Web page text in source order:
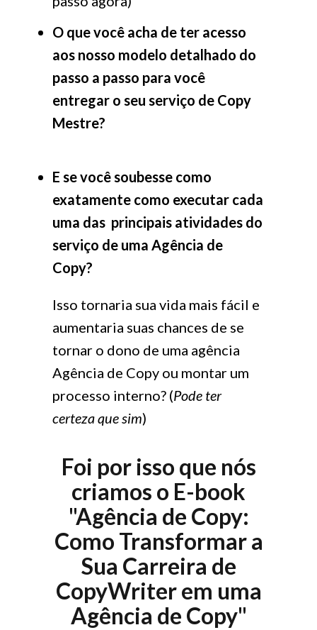
O que você acha de ter acesso
aos nosso modelo detalhado do
passo a passo para você
entregar o seu serviço de Copy
Mestre?
E se você soubesse como
exatamente como executar cada
uma das principais atividades do
serviço de uma Agência de
Copy?
Isso tornaria sua vida mais fácil e
aumentaria suas chances de se
tornar o dono de uma agência
Agência de Copy ou montar um
processo interno? (Pode ter
certeza que sim)
Foi por isso que nós
criamos o E-book
"Agência de Copy:
Como Transformar a
Sua Carreira de
CopyWriter em uma
Agência de Copy"